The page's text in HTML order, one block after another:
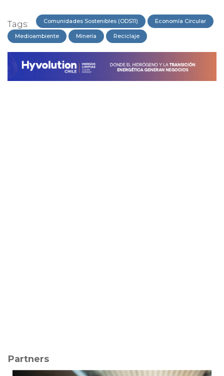
Tags: Comunidades Sostenibles (ODS11) Economía Circular
Medioambiente Minería Reciclaje
Partners